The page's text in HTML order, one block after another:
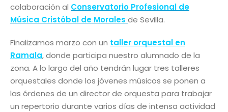
colaboración al Conservatorio Profesional de
Música Cristóbal de Morales de Sevilla.
Finalizamos marzo con un taller orquestal en
Ramala, donde participa nuestro alumnado de la
zona. A lo largo del año tendrán lugar tres talleres
orquestales donde los jóvenes músicos se ponen a
las órdenes de un director de orquesta para trabajar
un repertorio durante varios días de intensa actividad